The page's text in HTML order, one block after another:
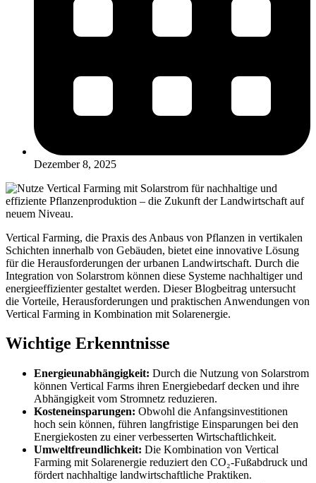
Dezember 8, 2025
Vertical Farming, die Praxis des Anbaus von Pflanzen in vertikalen
Schichten innerhalb von Gebäuden, bietet eine innovative Lösung
für die Herausforderungen der urbanen Landwirtschaft. Durch die
Integration von Solarstrom können diese Systeme nachhaltiger und
energieeffizienter gestaltet werden. Dieser Blogbeitrag untersucht
die Vorteile, Herausforderungen und praktischen Anwendungen von
Vertical Farming in Kombination mit Solarenergie.
Wichtige Erkenntnisse
Energieunabhängigkeit: Durch die Nutzung von Solarstrom
können Vertical Farms ihren Energiebedarf decken und ihre
Abhängigkeit vom Stromnetz reduzieren.
Kosteneinsparungen: Obwohl die Anfangsinvestitionen
hoch sein können, führen langfristige Einsparungen bei den
Energiekosten zu einer verbesserten Wirtschaftlichkeit.
Umweltfreundlichkeit: Die Kombination von Vertical
Farming mit Solarenergie reduziert den CO₂-Fußabdruck und
fördert nachhaltige landwirtschaftliche Praktiken.